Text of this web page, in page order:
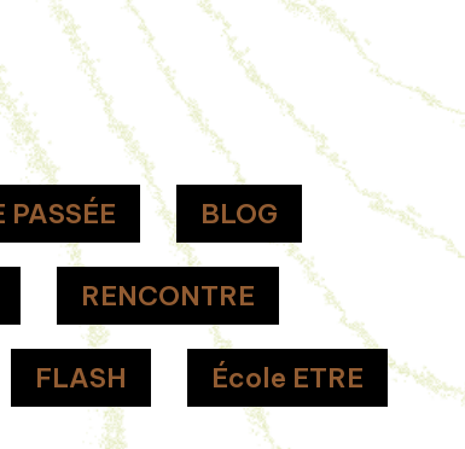
PASSÉE BLOG
RENCONTRE
FLASH École ETRE